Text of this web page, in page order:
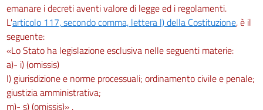
Capo I
Ricorso
Sezione I
art. 40
art. 41
art. 42
art. 43
emanare i decreti aventi valore di legge ed i regolamenti.
L'articolo 117, secondo comma, lettera l) della Costituzione, è il
seguente:
«Lo Stato ha legislazione esclusiva nelle seguenti materie:
a)- i) (omissis)
l) giurisdizione e norme processuali; ordinamento civile e penale;
giustizia amministrativa;
m)- s) (omissis)» .